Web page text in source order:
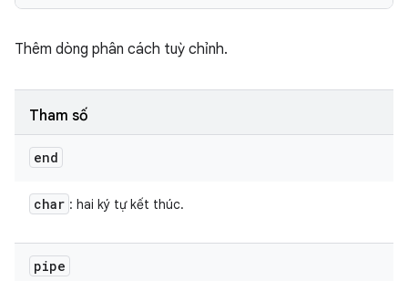
Thêm dòng phân cách tuỳ chỉnh.
Tham số
end
char : hai ký tự kết thúc.
pipe